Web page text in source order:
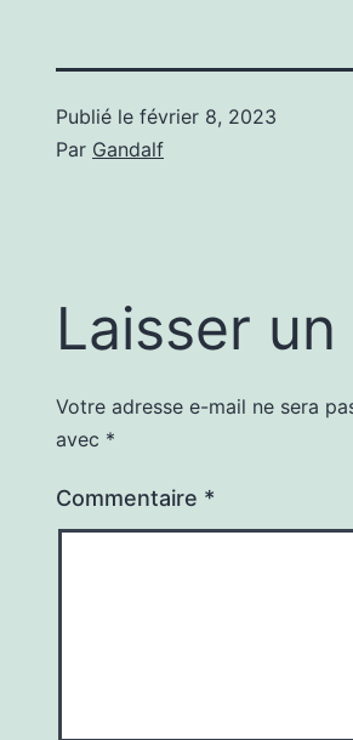
Publié le février 8, 2023
Par Gandalf
Laisser
Votre adresse e-mail ne sera
avec *
Commentaire *